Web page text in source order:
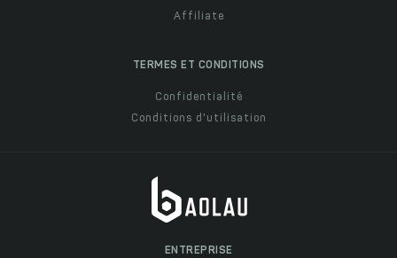
Affiliate
TERMES ET CONDITIONS
Confidentialité
Conditions d'utilisation
ENTREPRISE